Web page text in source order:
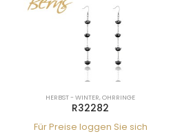
HERBST - WINTER,OHRRINGE
R32282
Für Preise loggen Sie sich